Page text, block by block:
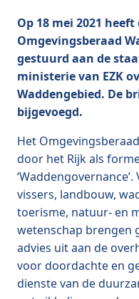
Op 18 mei 2021
Omgevingsberaad
gestuurd aan de
ministerie van EZK
Waddengebied. De
bijgevoegd.
Het
door het Rijk als
vissers, landbouw,
toerisme, natuur- en
wetenschap brengen
advies uit aan de
voor doordachte en
dienste van de